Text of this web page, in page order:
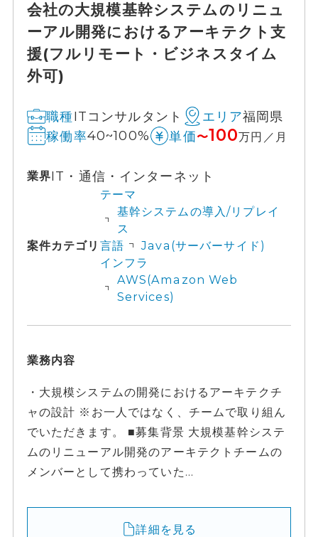
会社の大規模基幹システムのリニュ
ーアル開発におけるアーキテクト支
援(フルリモート・ビジネスタイム
外可)
職種ITコンサルタント エリア福岡県
稼働率40~100% 単価〜100万円／月
業界IT・通信・インターネット
案件カテゴリ
テーマ
基幹システムの導入/リプレイ
ス
言語
Java(サーバーサイド)
インフラ
AWS(Amazon Web
Services)
業務内容
・大規模システムの開発におけるアーキテクチ
ャの設計 ※お一人ではなく、チームで取り組ん
でいただきます。 ■募集背景 大規模基幹システ
ムのリニューアル開発のアーキテクトチームの
メンバーとして携わっていた...
詳細を見る